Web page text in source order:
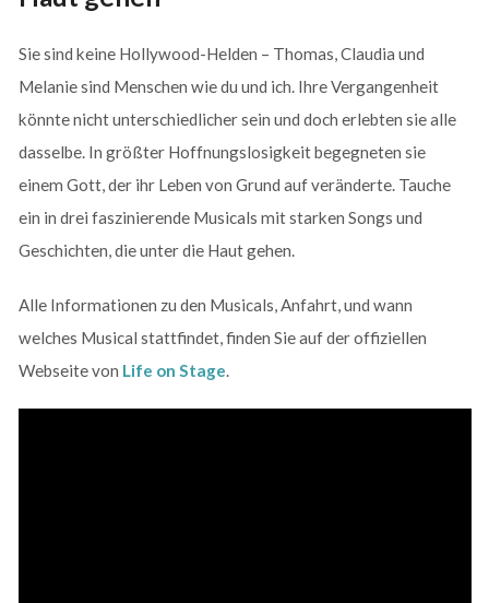
Sie sind keine Hollywood-Helden – Thomas, Claudia und
Melanie sind Menschen wie du und ich. Ihre Vergangenheit
könnte nicht unterschiedlicher sein und doch erlebten sie alle
dasselbe. In größter Hoffnungslosigkeit begegneten sie
einem Gott, der ihr Leben von Grund auf veränderte. Tauche
ein in drei faszinierende Musicals mit starken Songs und
Geschichten, die unter die Haut gehen.
Alle Informationen zu den Musicals, Anfahrt, und wann
welches Musical stattfindet, finden Sie auf der offiziellen
Webseite von Life on Stage.